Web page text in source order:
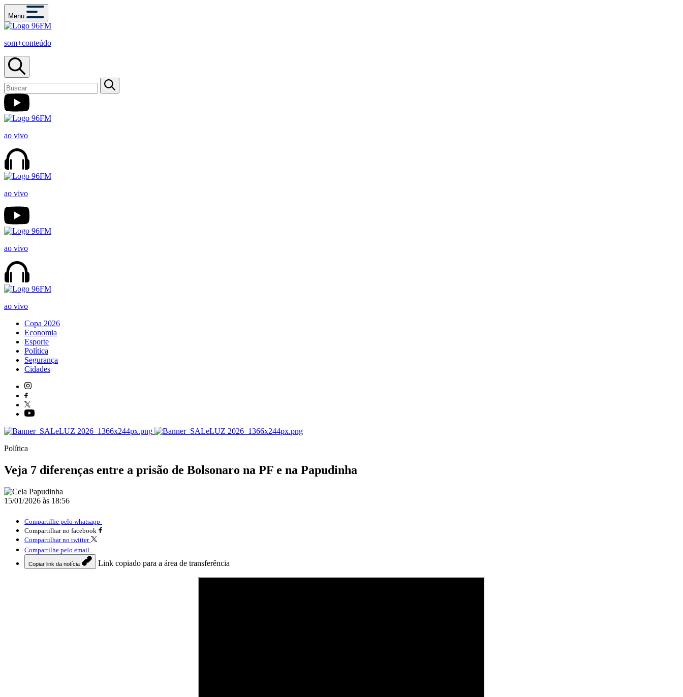
Menu
som+conteúdo
ao vivo
ao vivo
ao vivo
ao vivo
Copa 2026
Economia
Esporte
Política
Segurança
Cidades
Política
Veja 7 diferenças entre a prisão de Bolsonaro na PF e na Papudinha
15/01/2026 às 18:56
Compartilhe pelo whatsapp
Compartilhar no facebook
Compartilhar no twitter
Compartilhe pelo email
Copiar link da notícia Link copiado para a área de transferência